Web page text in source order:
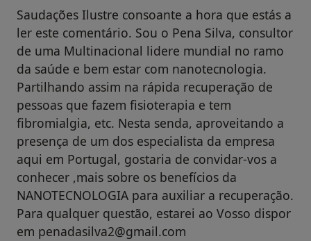
Saudações Ilustre consoante a hora que estás a
ler este comentário. Sou o Pena Silva, consultor
de uma Multinacional lidere mundial no ramo
da saúde e bem estar com nanotecnologia.
Partilhando assim na rápida recuperação de
pessoas que fazem fisioterapia e tem
fibromialgia, etc. Nesta senda, aproveitando a
presença de um dos especialista da empresa
aqui em Portugal, gostaria de convidar-vos a
conhecer ,mais sobre os benefícios da
NANOTECNOLOGIA para auxiliar a recuperação.
Para qualquer questão, estarei ao Vosso dispor
em penadasilva2@gmail.com